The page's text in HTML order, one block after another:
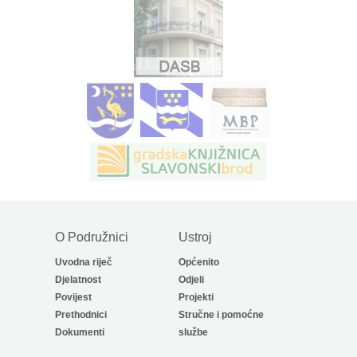
O Podružnici
Uvodna riječ
Djelatnost
Povijest
Prethodnici
Dokumenti
Ustroj
Općenito
Odjeli
Projekti
Stručne i pomoćne
službe